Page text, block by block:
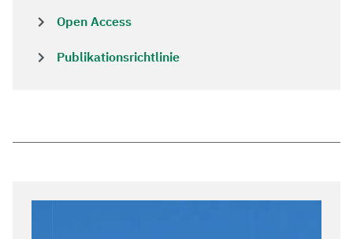
Open Access
Publikationsrichtlinie